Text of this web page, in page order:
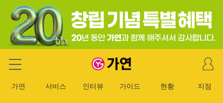
가연 결혼정보회사
마
이
이
가연 서비스 인터뷰 가이드 현황 지점